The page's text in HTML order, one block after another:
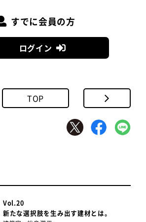
トは、眩しさを抑えて照明器具の
で生まれたのが、SmartArchi Sof
の穴から自然と光が漏れていくよ
の手で調整し、なめらかなグラデ
ために試作を繰り返しました。反
ブを追求するところが一番苦労し
すでに会員の方
ログイン
TOP
Vol.20
新たな選択肢を生み出す建材とは。